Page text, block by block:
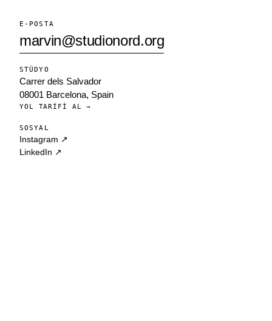
E-POSTA
marvin@studionord.org
STÜDYO
Carrer dels Salvador
08001 Barcelona, Spain
YOL TARIFI AL →
SOSYAL
Instagram ↗
LinkedIn ↗